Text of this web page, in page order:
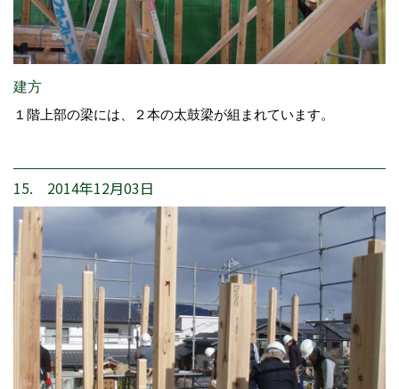
建方
１階上部の梁には、２本の太鼓梁が組まれています。
15. 2014年12月03日